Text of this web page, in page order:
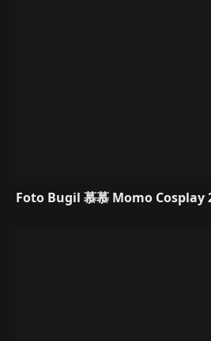
Foto Bugil 慕慕 Momo